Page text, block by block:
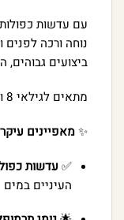
עם עדשות
נוחה ורכה לפנים
ביצועים גבוהים,
מתאים לגילאי 8 ומעלה.
✨מאפיינים
✅ עדשות
העיניים במים